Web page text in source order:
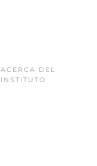
ACERCA DEL
INSTITUTO